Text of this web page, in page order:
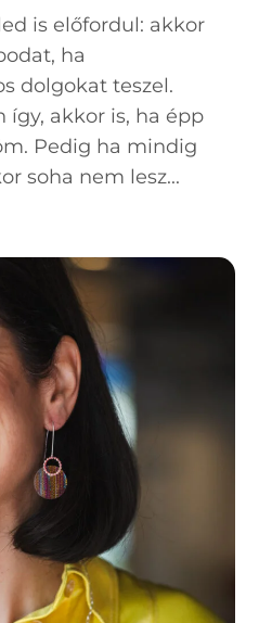
is előfordul: akkor
ha
dolgokat teszel.
így, akkor is, ha épp
Pedig ha mindig
soha nem lesz...